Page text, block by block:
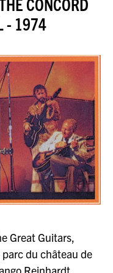
- 1974
Great Guitars,
parc du château de